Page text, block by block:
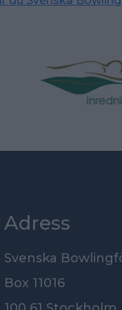
Adress
Svenska
Box 11016